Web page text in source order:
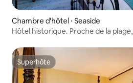
Chambre d'hôtel ⋅ Seaside
Hôtel historique. Proche de la
Superhôte
Superhôte